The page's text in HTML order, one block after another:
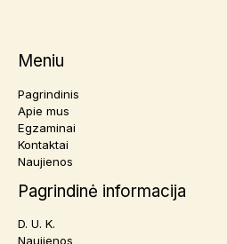
Meniu
Pagrindinis
Apie mus
Egzaminai
Kontaktai
Naujienos
Pagrindinė informacija
D. U. K.
Naujienos